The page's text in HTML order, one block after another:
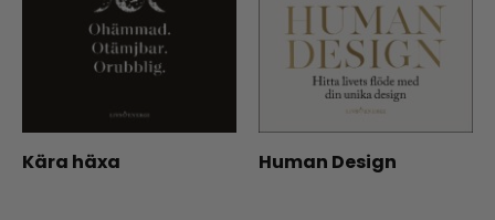
Kära häxa Human Design